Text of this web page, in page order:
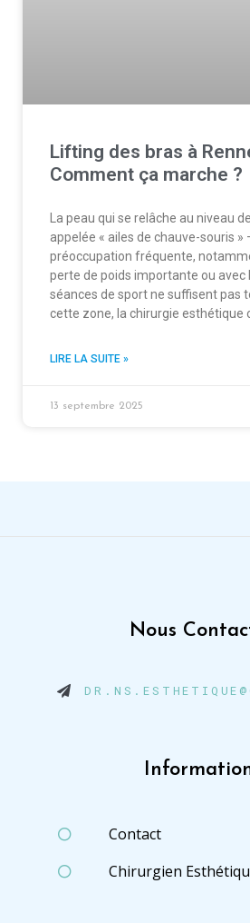
Lifting des bras à
Comment ça marche ?
La peau qui se relâche au niveau
appelée « ailes de chauve-souris »
préoccupation fréquente,
perte de poids importante ou avec
séances de sport ne suffisent pas
cette zone, la chirurgie esthétique
LIRE LA SUITE »
13 septembre 2025
Nous
Contact
Chirurgien